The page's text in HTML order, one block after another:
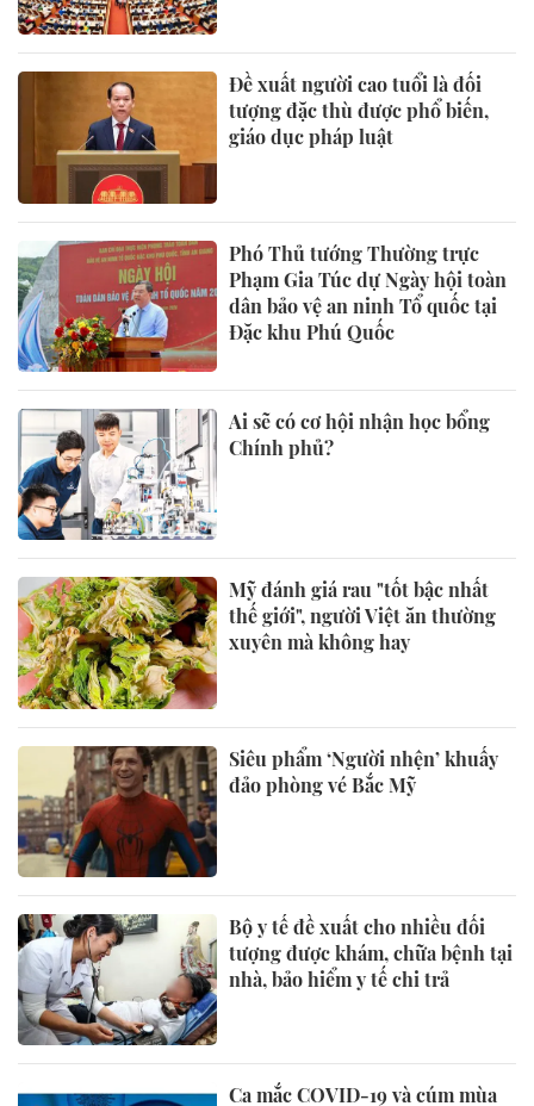
Đề xuất người cao tuổi là đối
tượng đặc thù được phổ biến,
giáo dục pháp luật
Phó Thủ tướng Thường trực
Phạm Gia Túc dự Ngày hội toàn
dân bảo vệ an ninh Tổ quốc tại
Đặc khu Phú Quốc
Ai sẽ có cơ hội nhận học bổng
Chính phủ?
Mỹ đánh giá rau "tốt bậc nhất
thế giới", người Việt ăn thường
xuyên mà không hay
Siêu phẩm ‘Người nhện’ khuấy
đảo phòng vé Bắc Mỹ
Bộ y tế đề xuất cho nhiều đối
tượng được khám, chữa bệnh tại
nhà, bảo hiểm y tế chi trả
Ca mắc COVID-19 và cúm mùa